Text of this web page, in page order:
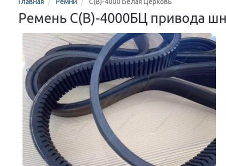
Ремень С(В)-4000БЦ привода